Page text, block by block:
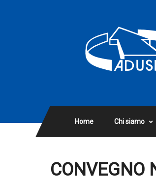
Home Chi siamo
CONVEGNO